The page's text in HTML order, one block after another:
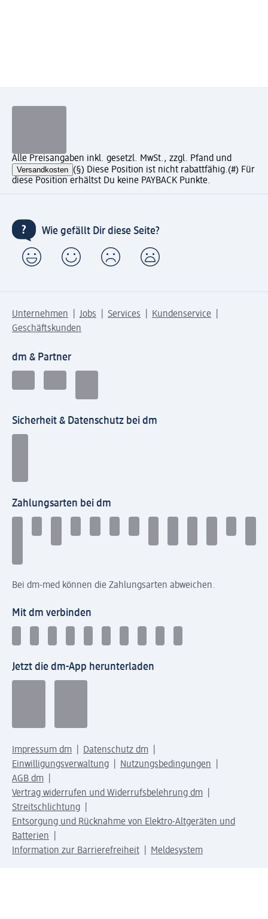
Alle Preisangaben inkl. gesetzl. MwSt., zzgl. Pfand und
Versandkosten (§) Diese Position ist nicht rabattfähig.(#) Für
diese Position erhältst Du keine PAYBACK Punkte.
Wie gefällt Dir diese Seite?
Unternehmen Jobs Services
Kundenservice
Geschäftskunden
dm & Partner
Sicherheit & Datenschutz bei dm
Zahlungsarten bei dm
Bei dm-med können die Zahlungsarten abweichen.
Mit dm verbinden
Jetzt die dm-App herunterladen
Impressum dm
Datenschutz dm
Einwilligungsverwaltung
Nutzungsbedingungen
AGB dm
Vertrag widerrufen und Widerrufsbelehrung dm
Streitschlichtung
Entsorgung und Rücknahme von Elektro-Altgeräten und
Batterien
Information zur Barrierefreiheit
Meldesystem